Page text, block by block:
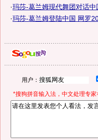
·玛莎-葛兰姆现代舞团对话中
·玛莎-葛兰姆登陆中国 网罗
用户：
*搜狗拼音输入法，中文处理专家